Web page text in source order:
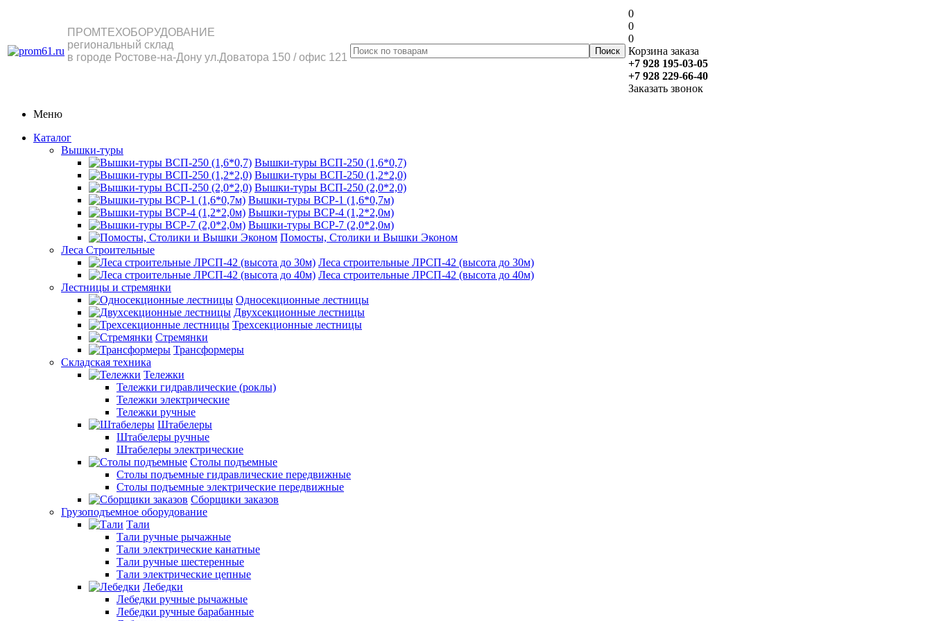
ПРОМТЕХОБОРУДОВАНИЕ
региональный склад
в городе Ростове-на-Дону ул.Доватора 150 / офис 121
0
0
0
Корзина заказа
+7 928 195-03-05
+7 928 229-66-40
Заказать звонок
Меню
Каталог
Вышки-туры
Вышки-туры ВСП-250 (1,6*0,7)
Вышки-туры ВСП-250 (1,2*2,0)
Вышки-туры ВСП-250 (2,0*2,0)
Вышки-туры ВСР-1 (1,6*0,7м)
Вышки-туры ВСР-4 (1,2*2,0м)
Вышки-туры ВСР-7 (2,0*2,0м)
Помосты, Столики и Вышки Эконом
Леса Строительные
Леса строительные ЛРСП-42 (высота до 30м)
Леса строительные ЛРСП-42 (высота до 40м)
Лестницы и стремянки
Односекционные лестницы
Двухсекционные лестницы
Трехсекционные лестницы
Стремянки
Трансформеры
Складская техника
Тележки
Тележки гидравлические (роклы)
Тележки электрические
Тележки ручные
Штабелеры
Штабелеры ручные
Штабелеры электрические
Столы подъемные
Столы подъемные гидравлические передвижные
Столы подъемные электрические передвижные
Сборщики заказов
Грузоподъемное оборудование
Тали
Тали ручные рычажные
Тали электрические канатные
Тали ручные шестеренные
Тали электрические цепные
Лебедки
Лебедки ручные рычажные
Лебедки ручные барабанные